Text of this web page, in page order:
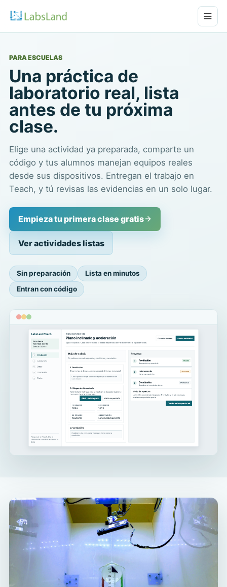
PARA ESCUELAS
Una práctica de
laboratorio real, lista
antes de tu próxima
clase.
Elige una actividad ya preparada, comparte un
código y tus alumnos manejan equipos reales
desde sus dispositivos. Entregan el trabajo en
Teach, y tú revisas las evidencias en un solo lugar.
Empieza tu primera clase gratis
Ver actividades listas
Sin preparación
Lista en minutos
Entran con código